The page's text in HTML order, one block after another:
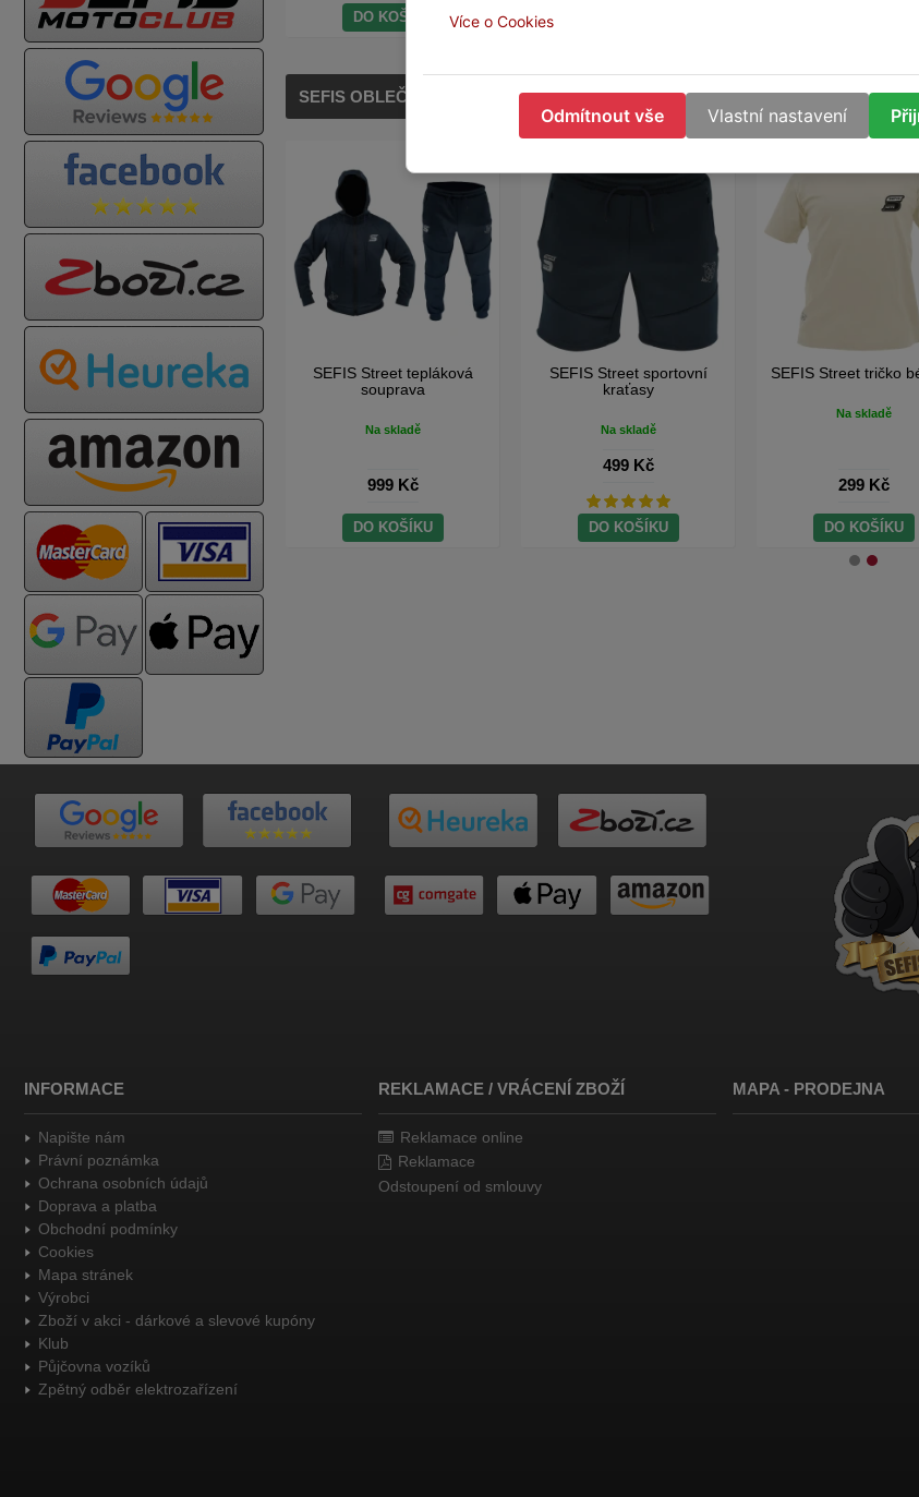
DO KOŠÍKU
SEFIS OBLEČENÍ
SEFIS Snapback kšiltovka
Na skladě
199 Kč
DO KOŠÍKU
SEFIS Street tepláková
souprava
Na skladě
999 Kč
DO KOŠÍKU
SEFIS Street sportovní
kraťasy
Na skladě
499 Kč
DO KOŠÍKU
SEFIS Street tričko
Na skladě
299 Kč
DO KOŠÍKU
INFORMACE
Napište nám
Právní poznámka
Ochrana osobních údajů
Doprava a platba
Obchodní podmínky
Cookies
Mapa stránek
Výrobci
Zboží v akci - dárkové a slevové kupóny
Klub
Půjčovna vozíků
Zpětný odběr elektrozařízení
REKLAMACE / VRÁCENÍ ZBOŽÍ
Reklamace online
Reklamace
Odstoupení od smlouvy
MAPA - PRODEJNA
Více o Cookies
Odmítnout vše Vlastní nastavení